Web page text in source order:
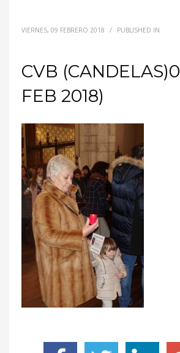
VIERNES, 09 FEBRERO 2018 / PUBLISHED IN
CVB
FEB 2018)